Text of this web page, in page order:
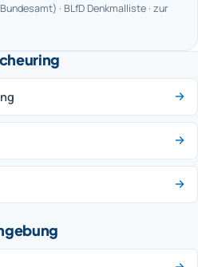
· BLfD Denkmalliste · zur